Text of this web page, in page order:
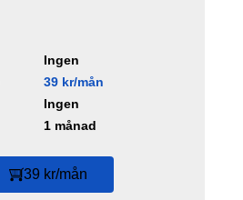
Ingen
39 kr/mån
Ingen
1 månad
39 kr/mån